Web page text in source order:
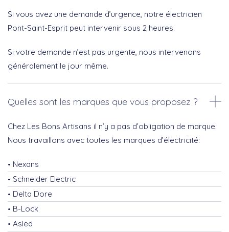
Si vous avez une demande d’urgence, notre électricien
Pont-Saint-Esprit peut intervenir sous 2 heures.
Si votre demande n’est pas urgente, nous intervenons
généralement le jour même.
Quelles sont les marques que vous proposez ?
Chez Les Bons Artisans il n’y a pas d’obligation de marque.
Nous travaillons avec toutes les marques d’électricité:
Nexans
Schneider Electric
Delta Dore
B-Lock
Asled